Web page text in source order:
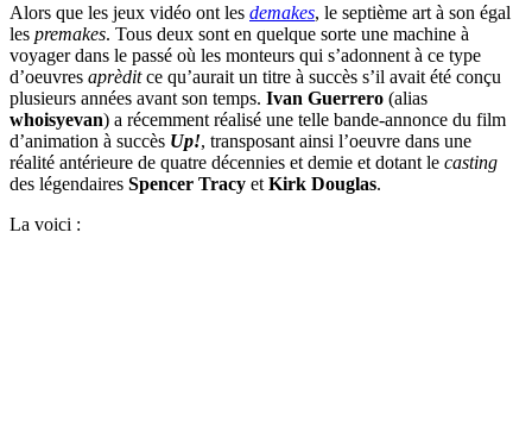
Alors que les jeux vidéo ont les demakes, le septième art à son égal
les premakes. Tous deux sont en quelque sorte une machine à
voyager dans le passé où les monteurs qui s’adonnent à ce type
d’oeuvres aprèditce qu’aurait un titre à succès s’il avait été conçu
plusieurs années avant son temps. Ivan Guerrero (alias
whoisyevan) a récemment réalisé une telle bande-annonce du film
d’animation à succès Up!, transposant ainsi l’oeuvre dans une
réalité antérieure de quatre décennies et demie et dotant le casting
des légendaires Spencer Tracy et Kirk Douglas.
La voici :